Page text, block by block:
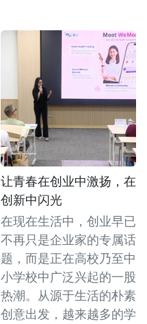
让青春在创业中激扬，在
创新中闪光
在现在生活中，创业早已
不再只是企业家的专属话
题，而是正在高校乃至中
小学校中广泛兴起的一股
热潮。从源于生活的朴素
创意出发，越来越多的学